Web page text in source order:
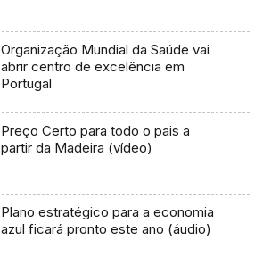
Organização Mundial da Saúde vai
abrir centro de excelência em
Portugal
Preço Certo para todo o pais a
partir da Madeira (vídeo)
Plano estratégico para a economia
azul ficará pronto este ano (áudio)